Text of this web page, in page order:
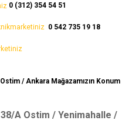
0 (312) 354 54 51
0 542 735 19 18
Ostim / Ankara Mağazamızın Konum
38/A Ostim / Yenimahalle /